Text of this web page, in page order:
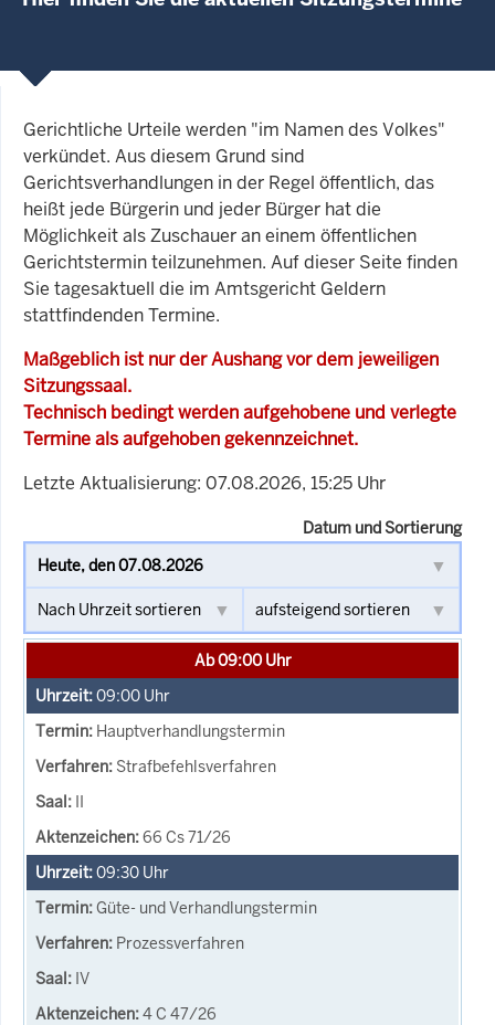
Gerichtliche Urteile werden "im Namen des Volkes"
verkündet. Aus diesem Grund sind
Gerichtsverhandlungen in der Regel öffentlich, das
heißt jede Bürgerin und jeder Bürger hat die
Möglichkeit als Zuschauer an einem öffentlichen
Gerichtstermin teilzunehmen. Auf dieser Seite finden
Sie tagesaktuell die im Amtsgericht Geldern
stattfindenden Termine.
Maßgeblich ist nur der Aushang vor dem jeweiligen
Sitzungssaal.
Technisch bedingt werden aufgehobene und verlegte
Termine als aufgehoben gekennzeichnet.
Letzte Aktualisierung: 07.08.2026, 15:25 Uhr
Datum und Sortierung
Ab 09:00 Uhr
09:00 Uhr
Hauptverhandlungstermin
Strafbefehlsverfahren
II
66 Cs 71/26
09:30 Uhr
Güte- und Verhandlungstermin
Prozessverfahren
IV
4 C 47/26